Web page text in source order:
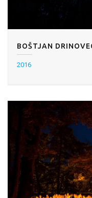
BOŠTJAN
2016